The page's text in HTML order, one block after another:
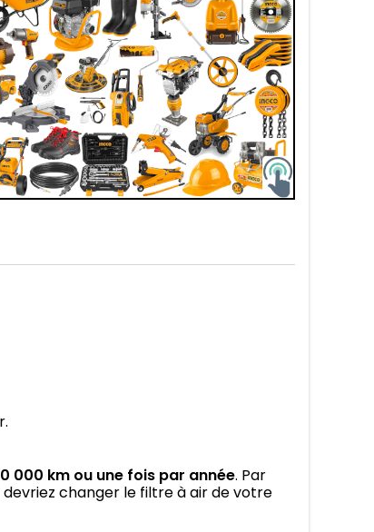
000 km ou une fois par année. Par
devriez changer le filtre à air de votre